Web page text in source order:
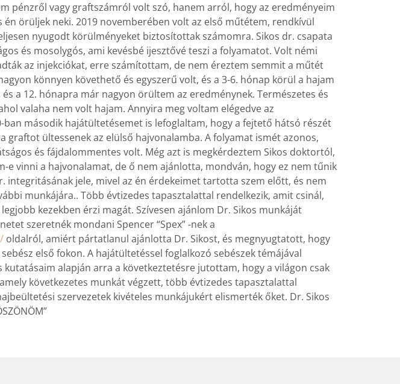
pénzről vagy graftszámról volt szó, hanem arról, hogy az eredményeim
én örüljek neki. 2019 novemberében volt az első műtétem, rendkívül
nyugodt körülményeket biztosítottak számomra. Sikos dr. csapata
és mosolygós, ami kevésbé ijesztővé teszi a folyamatot. Volt némi
az injekciókat, erre számítottam, de nem éreztem semmit a műtét
könnyen követhető és egyszerű volt, és a 3-6. hónap körül a hajam
a 12. hónapra már nagyon örültem az eredménynek. Természetes és
valaha nem volt hajam. Annyira meg voltam elégedve az
ban második hajátültetésemet is lefoglaltam, hogy a fejtető hátsó részét
graftot ültessenek az elülső hajvonalamba. A folyamat ismét azonos,
és fájdalommentes volt. Még azt is megkérdeztem Sikos doktortól,
e vinni a hajvonalamat, de ő nem ajánlotta, mondván, hogy ez nem tűnik
integritásának jele, mivel az én érdekeimet tartotta szem előtt, és nem
munkájára.. Több évtizedes tapasztalattal rendelkezik, amit csinál,
kezekben érzi magát. Szívesen ajánlom Dr. Sikos munkáját
szeretnék mondani Spencer “Spex” -nek a
oldalról, amiért pártatlanul ajánlotta Dr. Sikost, és megnyugtatott, hogy
első fokon. A hajátültetéssel foglalkozó sebészek témájával
kutatásaim alapján arra a következtetésre jutottam, hogy a világon csak
következetes munkát végzett, több évtizedes tapasztalattal
szervezetek kivételes munkájukért elismerték őket. Dr. Sikos